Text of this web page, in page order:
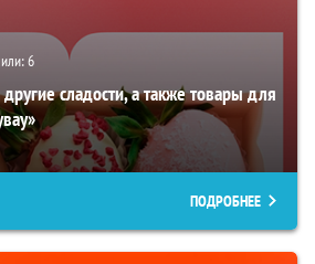
6
сладости, а также товары для
ПОДРОБНЕЕ